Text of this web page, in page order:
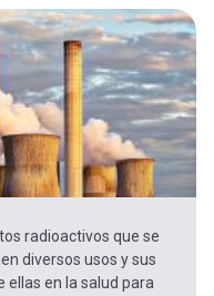
radioactivos que se
diversos usos y sus
ellas en la salud para